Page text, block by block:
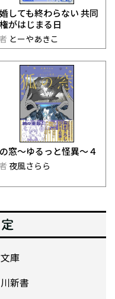
しても終わらない 共同
がはじまる日
とーやあきこ
窓～ゆるっと怪異～４
夜風さらら
庫
新書